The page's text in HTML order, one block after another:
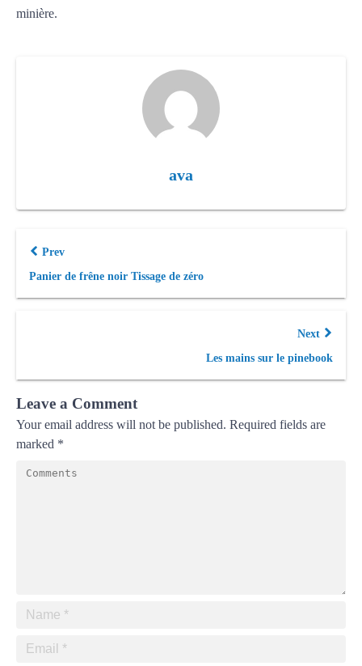
minière.
ava
Prev
Panier de frêne noir Tissage de zéro
Next
Les mains sur le pinebook
Leave a Comment
Your email address will not be published. Required fields are
marked *